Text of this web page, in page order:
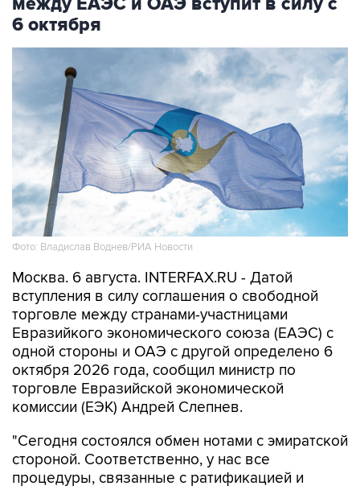
6 октября
Фото: Владислав Воднев/РИА Новости
Москва. 6 августа. INTERFAX.RU - Датой
вступления в силу соглашения о свободной
торговле между странами-участницами
Евразийкого экономического союза (ЕАЭС) с
одной стороны и ОАЭ с другой определено 6
октября 2026 года, сообщил министр по
торговле Евразийской экономической
комиссии (ЕЭК) Андрей Слепнев.
"Сегодня состоялся обмен нотами с эмиратской
стороной. Соответственно, у нас все
процедуры, связанные с ратификацией и